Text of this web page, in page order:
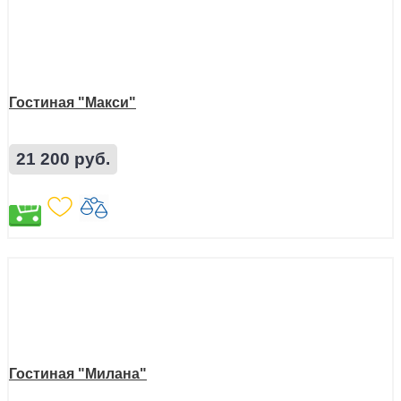
Гостиная "Макси"
21 200 руб.
Гостиная "Милана"